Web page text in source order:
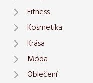
Fitness
Kosmetika
Krása
Móda
Oblečení